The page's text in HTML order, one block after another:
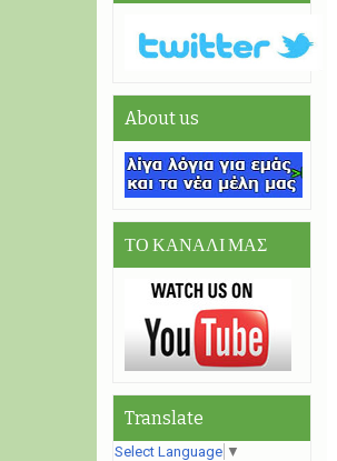
About us
ΤΟ ΚΑΝΑΛΙ ΜΑΣ
Translate
Select Language ▼